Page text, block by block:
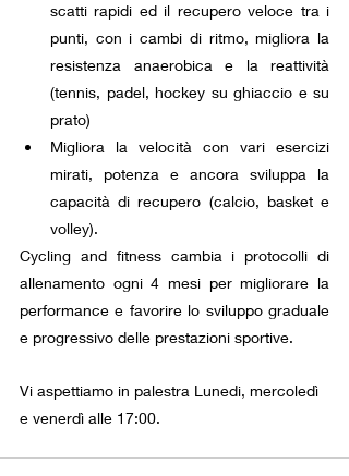
scatti rapidi ed il recupero veloce tra i
punti, con i cambi di ritmo, migliora la
resistenza anaerobica e la reattività
(tennis, padel, hockey su ghiaccio e su
prato)
Migliora la velocità con vari esercizi
mirati, potenza e ancora sviluppa la
capacità di recupero (calcio, basket e
volley).
Cycling and fitness cambia i protocolli di
allenamento ogni 4 mesi per migliorare la
performance e favorire lo sviluppo graduale
e progressivo delle prestazioni sportive.
Vi aspettiamo in palestra Lunedi, mercoledì
e venerdì alle 17:00.